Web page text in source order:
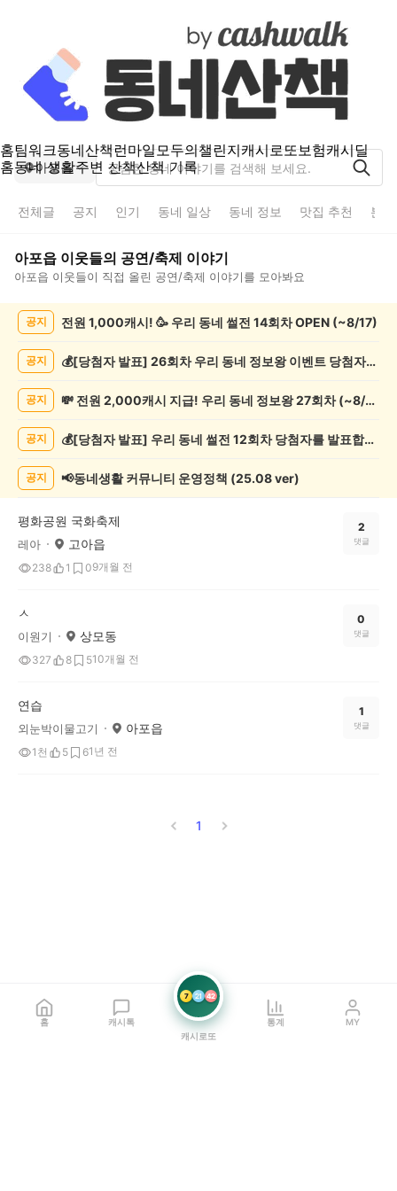
홈팀워크동네산책런마일모두의챌린지캐시로또보험캐시딜
홈동네 생활주변 산책산책 기록
아포읍
전체글 공지 인기 동네 일상 동네 정보 맛집 추천 분
아포읍 이웃들의 공연/축제 이야기
아포읍 이웃들이 직접 올린 공연/축제 이야기를 모아봐요
록
공지 전원 1,000캐시! 🥳 우리 동네 썰전 14회차 OPEN (~8/17)
공지 💰[당첨자 발표] 26회차 우리 동네 정보왕 이벤트 당첨자를 발표합니다!
공지 💸 전원 2,000캐시 지급! 우리 동네 정보왕 27회차 (~8/10)
공지 💰[당첨자 발표] 우리 동네 썰전 12회차 당첨자를 발표합니다!
공지 📢동네생활 커뮤니티 운영정책 (25.08 ver)
평화공원 국화축제
레아 고아읍
238 1 09개월 전
2
댓글
ㅅ
이원기 상모동
327 8 510개월 전
0
댓글
연습
외눈박이물고기 아포읍
1천 5 61년 전
1
댓글
1
홈 캐시톡
7 21 42
캐시로또
통계 MY